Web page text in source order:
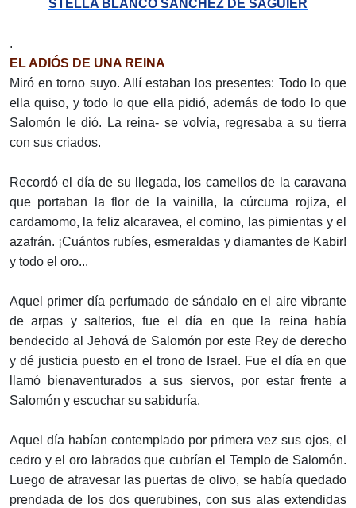
STELLA BLANCO SÁNCHEZ DE SAGUIER
.
EL ADIÓS DE UNA REINA
Miró en torno suyo. Allí estaban los presentes: Todo lo que
ella quiso, y todo lo que ella pidió, además de todo lo que
Salomón le dió. La reina- se volvía, regresaba a su tierra
con sus criados.
Recordó el día de su llegada, los camellos de la caravana
que portaban la flor de la vainilla, la cúrcuma rojiza, el
cardamomo, la feliz alcaravea, el comino, las pimientas y el
azafrán. ¡Cuántos rubíes, esmeraldas y diamantes de Kabir!
y todo el oro...
Aquel primer día perfumado de sándalo en el aire vibrante
de arpas y salterios, fue el día en que la reina había
bendecido al Jehová de Salomón por este Rey de derecho
y dé justicia puesto en el trono de Israel. Fue el día en que
llamó bienaventurados a sus siervos, por estar frente a
Salomón y escuchar su sabiduría.
Aquel día habían contemplado por primera vez sus ojos, el
cedro y el oro labrados que cubrían el Templo de Salomón.
Luego de atravesar las puertas de olivo, se había quedado
prendada de los dos querubines, con sus alas extendidas